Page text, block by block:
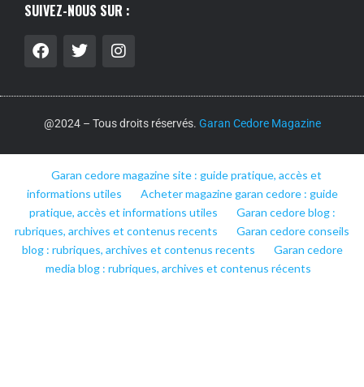
SUIVEZ-NOUS SUR :
@2024 – Tous droits réservés. Garan Cedore Magazine
Garan cedore magazine site : guide pratique, accès et
informations utiles
Acheter magazine garan cedore : guide
pratique, accès et informations utiles
Garan cedore blog :
rubriques, archives et contenus recents
Garan cedore conseils
blog : rubriques, archives et contenus recents
Garan cedore
media blog : rubriques, archives et contenus récents